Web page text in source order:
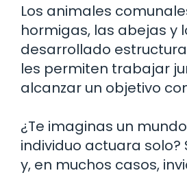
Los animales
hormigas, las abejas y
desarrollado
les permiten trabajar
alcanzar un objetivo
¿Te imaginas un
individuo actuara solo?
y, en muchos casos,